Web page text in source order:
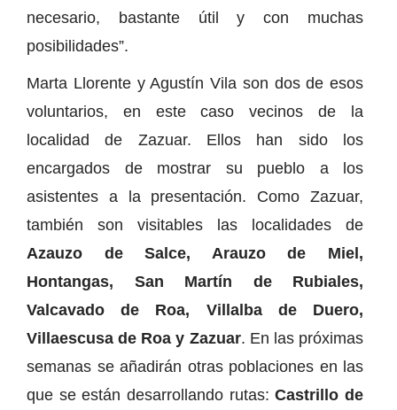
necesario, bastante útil y con muchas
posibilidades”.
Marta Llorente y Agustín Vila son dos de esos
voluntarios, en este caso vecinos de la
localidad de Zazuar. Ellos han sido los
encargados de mostrar su pueblo a los
asistentes a la presentación. Como Zazuar,
también son visitables las localidades de
Azauzo de Salce, Arauzo de Miel,
Hontangas, San Martín de Rubiales,
Valcavado de Roa, Villalba de Duero,
Villaescusa de Roa y Zazuar. En las próximas
semanas se añadirán otras poblaciones en las
que se están desarrollando rutas: Castrillo de